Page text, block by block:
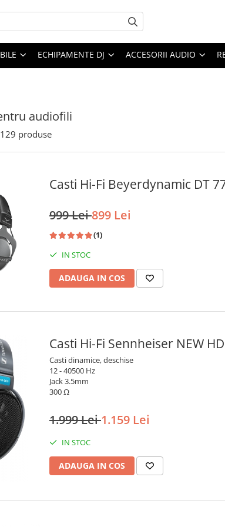
ECHIPAMENTE DJ ACCESORII AUDIO
audiofili
129 produse
Casti Hi-Fi Beyerdynamic DT
999 Lei899 Lei
(1)
IN STOC
ADAUGA IN COS
Casti Hi-Fi Sennheiser NEW
Casti dinamice, deschise
12 - 40500 Hz
Jack 3.5mm
300 Ω
1.999 Lei1.159 Lei
IN STOC
ADAUGA IN COS